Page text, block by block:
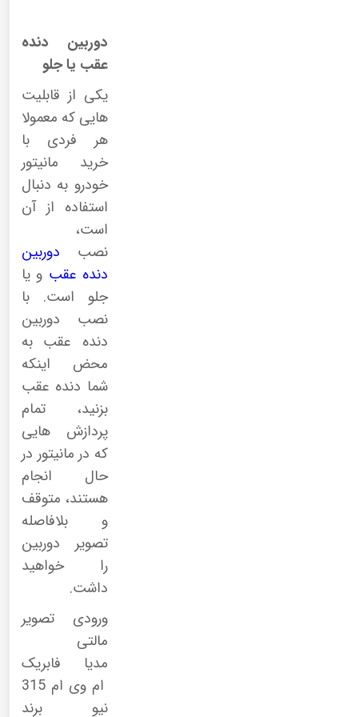
دوربین دنده
عقب یا جلو
یکی از قابلیت
هایی که معمولا
هر فردی با
خرید مانیتور
خودرو به دنبال
استفاده از آن
است،
نصب دوربین
دنده عقب و یا
جلو است. با
نصب دوربین
دنده عقب به
محض اینکه
شما دنده عقب
بزنید، تمام
پردازش هایی
که در مانیتور در
حال انجام
هستند، متوقف
و بلافاصله
تصویر دوربین
را خواهید
داشت.
ورودی تصویر
مالتی
مدیا فابریک
ام وی ام 315
نیو برند